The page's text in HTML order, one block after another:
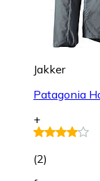
Jakker
Patagonia
+
(2)